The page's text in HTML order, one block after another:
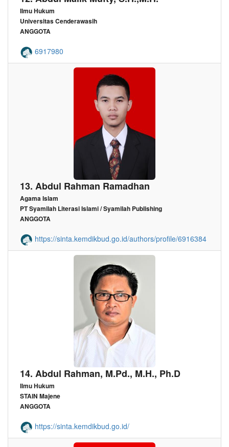
Ilmu Hukum
Universitas Cenderawasih
ANGGOTA
6917980
13. Abdul Rahman Ramadhan
Agama Islam
PT Syamilah Literasi Islami / Syamilah Publishing
ANGGOTA
https://sinta.kemdikbud.go.id/authors/profile/6916384
14. Abdul Rahman, M.Pd., M.H., Ph.D
Ilmu Hukum
STAIN Majene
ANGGOTA
https://sinta.kemdikbud.go.id/